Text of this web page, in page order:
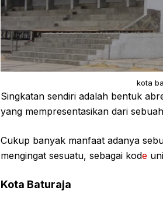
kota
Singkatan sendiri adalah bentuk
yang mempresentasikan dari
Cukup banyak manfaat adanya
mengingat sesuatu, sebagai kode
Kota Baturaja